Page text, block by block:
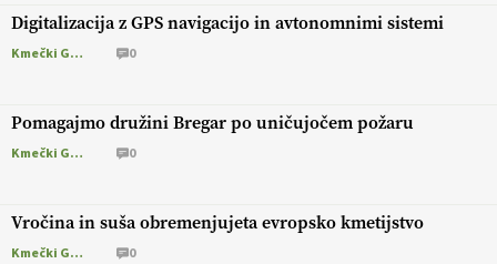
Digitalizacija z GPS navigacijo in avtonomnimi sistemi
Kmečki Glas 0
Pomagajmo družini Bregar po uničujočem požaru
Kmečki Glas 0
Vročina in suša obremenjujeta evropsko kmetijstvo
Kmečki Glas 0